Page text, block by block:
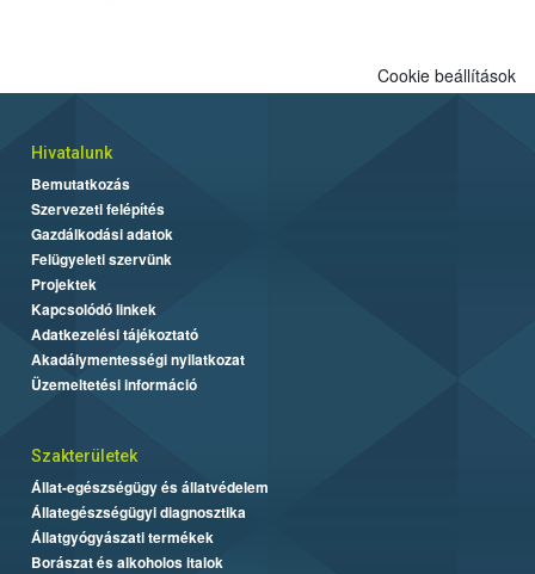
Cookie beállítások
Hivatalunk
Bemutatkozás
Szervezeti felépítés
Gazdálkodási adatok
Felügyeleti szervünk
Projektek
Kapcsolódó linkek
Adatkezelési tájékoztató
Akadálymentességi nyilatkozat
Üzemeltetési információ
Szakterületek
Állat-egészségügy és állatvédelem
Állategészségügyi diagnosztika
Állatgyógyászati termékek
Borászat és alkoholos italok